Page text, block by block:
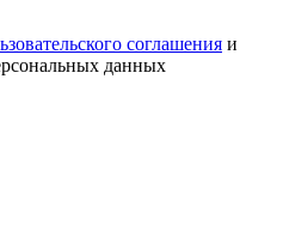
соглашения и
данных